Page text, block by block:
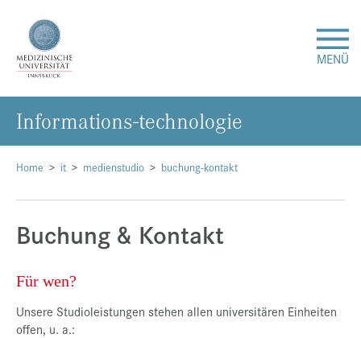
MENÜ
Forschung
Studium & Lehre
Internationales
Home it medienstudio buchung-kontakt
Buchung & Kontakt
Für wen?
Unsere Studioleistungen stehen allen universitären Einheiten
offen, u. a.:
In­for­ma­ti­ons-tech­no­lo­gie